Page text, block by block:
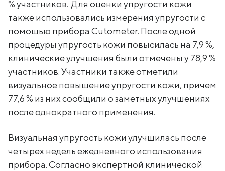
% участников. Для оценки упругости кожи
также использовались измерения упругости с
помощью прибора Cutometer. После одной
процедуры упругость кожи повысилась на 7,9 %,
клинические улучшения были отмечены у 78,9 %
участников. Участники также отметили
визуальное повышение упругости кожи, причем
77,6 % из них сообщили о заметных улучшениях
после однократного применения.
Визуальная упругость кожи улучшилась после
четырех недель ежедневного использования
прибора. Согласно экспертной клинической